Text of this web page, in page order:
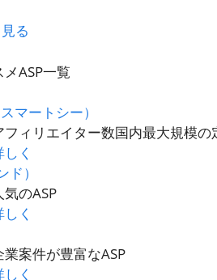
る
ASP一覧
マートシー）
フィリエイター数国内最大規模の
しく
）
のASP
しく
案件が豊富なASP
しく